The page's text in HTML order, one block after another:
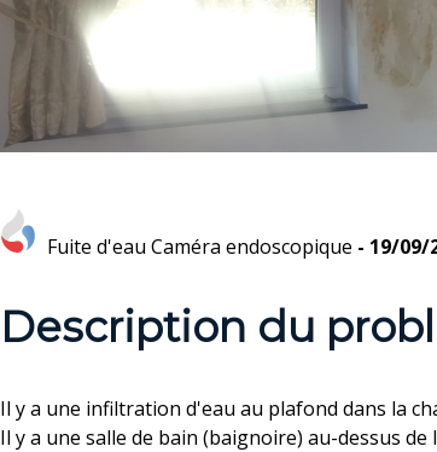
Fuite d'eau Caméra endoscopique - 19/09/
Description du
Il y a une infiltration d'eau au plafond dans la
Il y a une salle de bain (baignoire) au-dessus de